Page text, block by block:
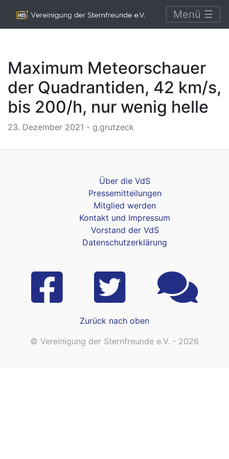
Menü ☰
Maximum Meteorschauer
der Quadrantiden, 42 km/s,
bis 200/h, nur wenig helle
23. Dezember 2021 - g.grutzeck
Über die VdS
Pressemitteilungen
Mitglied werden
Kontakt und Impressum
Vorstand der VdS
Datenschutzerklärung
Zurück nach oben
© Vereinigung der Sternfreunde e.V. - 2026